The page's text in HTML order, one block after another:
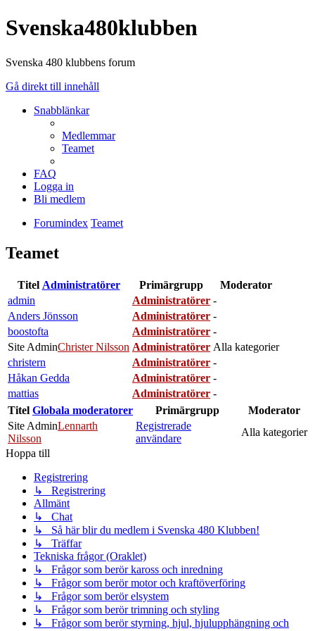
Svenska480klubben
Svenska 480 klubbens forum
Gå direkt till innehåll
Snabblänkar
Medlemmar
Teamet
FAQ
Logga in
Bli medlem
Forumindex Teamet
Teamet
Titel Administratörer Primärgrupp
Moderator
admin
Administratörer -
Anders Jönsson
Administratörer -
boostofta
Administratörer -
Site AdminChrister Nilsson Administratörer Alla kategorier
christern
Administratörer -
Håkan Gedda
Administratörer -
mattias
Administratörer -
Titel Globala moderatorer Primärgrupp
Moderator
Site AdminLennarth
Nilsson
Registrerade
användare
Alla kategorier
Hoppa till
Registrering
↳ Registrering
Allmänt
↳ Chat
↳ Så här blir du medlem i Svenska 480 Klubben!
↳ Träffar
Tekniska frågor (Oraklet)
↳ Frågor som berör kaross och inredning
↳ Frågor som berör motor och kraftöverföring
↳ Frågor som berör elsystem
↳ Frågor som berör trimning och styling
↳ Frågor som berör styrning, hjul, hjulupphängning och